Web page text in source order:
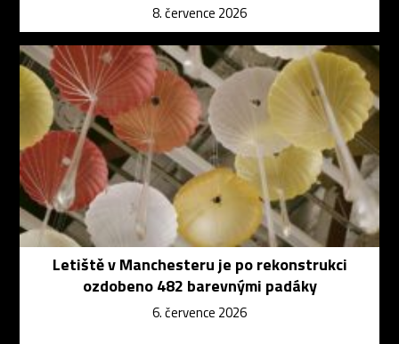
8. července 2026
Letiště v Manchesteru je po rekonstrukci
ozdobeno 482 barevnými padáky
6. července 2026